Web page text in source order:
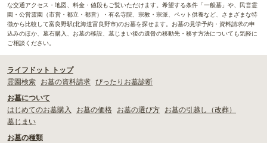
な交通アクセス・地図、料金・値段もご覧いただけます。希望する条件「一般墓」や、民営霊
園・公営霊園（市営・都立・都営）・有名寺院、宗教・宗派、ペット供養など、さまざまな特
徴から比較して富良野駅(北海道富良野市)のお墓を探せます。お墓の見学予約・資料請求の申
込みのほか、墓石購入、お墓の移設、墓じまい後の遺骨の移動先・移す方法についても気軽に
ご相談ください。
ライフドット トップ
霊園検索
お墓の資料請求 ぴったりお墓診断
お墓について
はじめてのお墓購入
お墓の価格 お墓の選び方
お墓の引越し（改葬）
墓じまい
お墓の種類